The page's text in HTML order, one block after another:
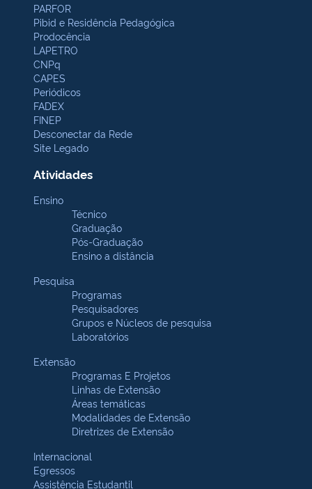
PARFOR
Pibid e Residência Pedagógica
Prodocência
LAPETRO
CNPq
CAPES
Periódicos
FADEX
FINEP
Desconectar da Rede
Site Legado
Atividades
Ensino
Técnico
Graduação
Pós-Graduação
Ensino a distância
Pesquisa
Programas
Pesquisadores
Grupos e Núcleos de pesquisa
Laboratórios
Extensão
Programas E Projetos
Linhas de Extensão
Áreas temáticas
Modalidades de Extensão
Diretrizes de Extensão
Internacional
Egressos
Assistência Estudantil